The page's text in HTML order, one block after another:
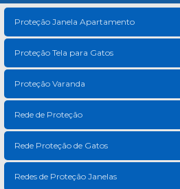
Proteção Janela Apartamento
Proteção Tela para Gatos
Proteção Varanda
Rede de Proteção
Rede Proteção de Gatos
Redes de Proteção Janelas